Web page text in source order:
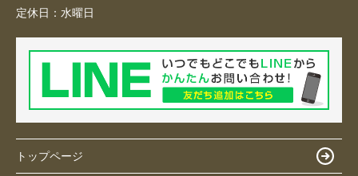
定休日： 水曜日
トップページ